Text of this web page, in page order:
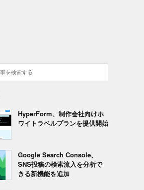
HyperForm、制作会社向けホ
ワイトラベルプランを提供開始
Google Search Console、
SNS投稿の検索流入を分析で
きる新機能を追加